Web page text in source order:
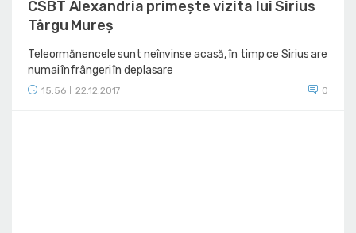
CSBT Alexandria primește vizita lui Sirius
Târgu Mureș
Teleormănencele sunt neînvinse acasă, în timp ce Sirius are
numai înfrângeri în deplasare
15:56 22.12.2017 0